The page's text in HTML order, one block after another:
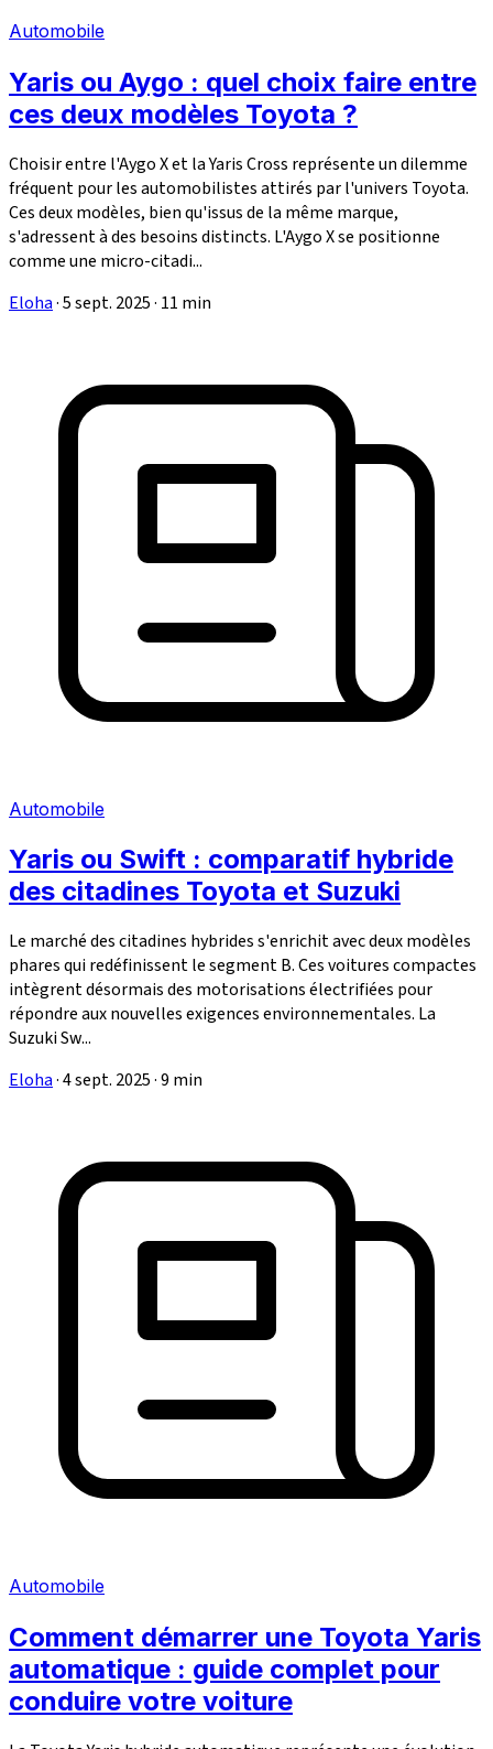
Automobile
Yaris ou Aygo : quel choix faire entre
ces deux modèles Toyota ?
Choisir entre l'Aygo X et la Yaris Cross représente un dilemme
fréquent pour les automobilistes attirés par l'univers Toyota.
Ces deux modèles, bien qu'issus de la même marque,
s'adressent à des besoins distincts. L'Aygo X se positionne
comme une micro-citadi...
Eloha·5 sept. 2025· 11 min
Automobile
Yaris ou Swift : comparatif hybride
des citadines Toyota et Suzuki
Le marché des citadines hybrides s'enrichit avec deux modèles
phares qui redéfinissent le segment B. Ces voitures compactes
intègrent désormais des motorisations électrifiées pour
répondre aux nouvelles exigences environnementales. La
Suzuki Sw...
Eloha·4 sept. 2025·9 min
Automobile
Comment démarrer une Toyota Yaris
automatique : guide complet pour
conduire votre voiture